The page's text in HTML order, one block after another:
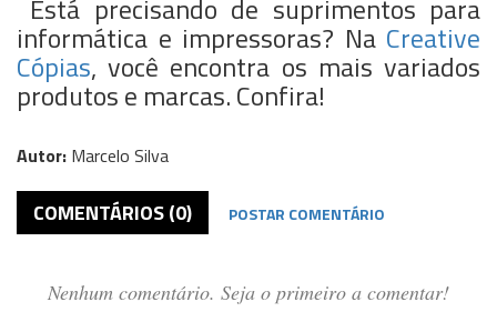
Está precisando de suprimentos para
informática e impressoras? Na Creative
Cópias, você encontra os mais variados
produtos e marcas. Confira!
Autor: Marcelo Silva
COMENTÁRIOS (0) POSTAR COMENTÁRIO
Nenhum comentário. Seja o primeiro a comentar!